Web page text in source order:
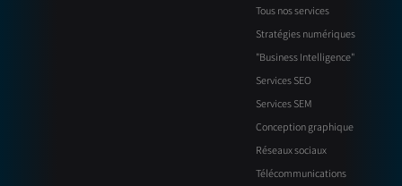
Tous nos services
Stratégies numériques
"Business Intelligence"
Services SEO
Services SEM
Conception graphique
Réseaux sociaux
Télécommunications